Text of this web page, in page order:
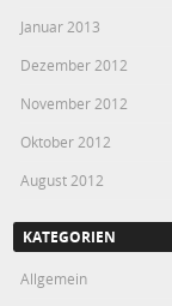
Januar 2013
Dezember 2012
November 2012
Oktober 2012
August 2012
KATEGORIEN
Allgemein